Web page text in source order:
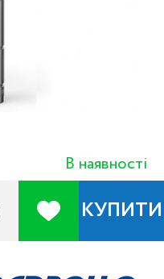
В наявності
КУПИТИ